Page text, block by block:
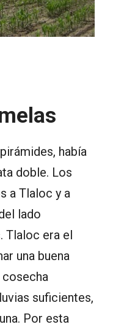
había
doble. Los
a Tlaloc y a
lado
Tlaloc era el
una buena
suficientes,
Por esta